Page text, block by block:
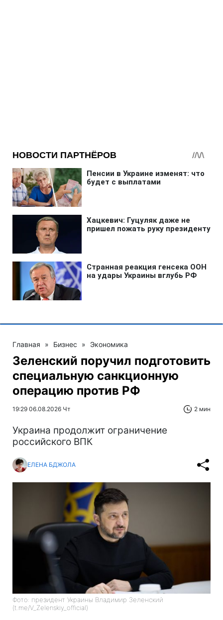
Главная » Бизнес » Экономика
Зеленский поручил подготовить
специальную санкционную
операцию против РФ
19:29 06.08.2026 Чт 2 мин
Украина продолжит ограничение
российского ВПК
ЕЛЕНА БДЖОЛА
Фото: президент Украины Владимир Зеленский
(t.me/V_Zelenskiy_official)